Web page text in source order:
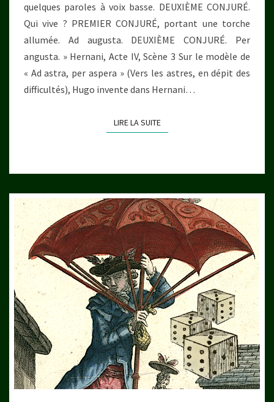
quelques paroles à voix basse. DEUXIÈME CONJURÉ.
Qui vive ? PREMIER CONJURÉ, portant une torche
allumée. Ad augusta. DEUXIÈME CONJURÉ. Per
angusta. » Hernani, Acte IV, Scène 3 Sur le modèle de
« Ad astra, per aspera » (Vers les astres, en dépit des
difficultés), Hugo invente dans Hernani…
LIRE LA SUITELIRE LA SUITE